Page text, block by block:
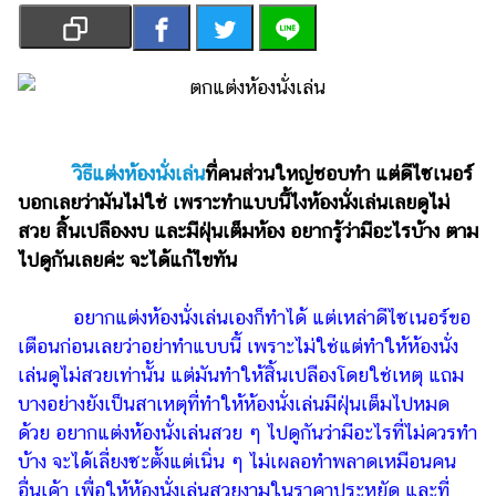
เงิน
การ
รูปภาพ
หนัง
Station
ละคร
บันเทิง
ไลฟ์
วิธีแต่งห้องนั่งเล่นที่คนส่วนใหญ่ชอบทำ แต่ดีไซเนอร์
บอกเลยว่ามันไม่ใช่ เพราะทำแบบนี้ไงห้องนั่งเล่นเลยดูไม่
สวย สิ้นเปลืองงบ และมีฝุ่นเต็มห้อง อยากรู้ว่ามีอะไรบ้าง ตาม
ไปดูกันเลยค่ะ จะได้แก้ไขทัน
อยากแต่งห้องนั่งเล่นเองก็ทำได้ แต่เหล่าดีไซเนอร์ขอ
เตือนก่อนเลยว่าอย่าทำแบบนี้ เพราะไม่ใช่แต่ทำให้ห้องนั่ง
เล่นดูไม่สวยเท่านั้น แต่มันทำให้สิ้นเปลืองโดยใช่เหตุ แถม
บางอย่างยังเป็นสาเหตุที่ทำให้ห้องนั่งเล่นมีฝุ่นเต็มไปหมด
ด้วย อยากแต่งห้องนั่งเล่นสวย ๆ ไปดูกันว่ามีอะไรที่ไม่ควรทำ
บ้าง จะได้เลี่ยงซะตั้งแต่เนิ่น ๆ ไม่เผลอทำพลาดเหมือนคน
อื่นเค้า เพื่อให้ห้องนั่งเล่นสวยงามในราคาประหยัด และที่